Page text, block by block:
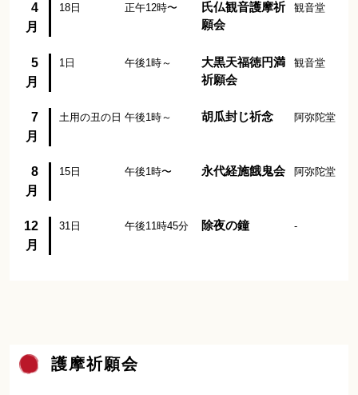
4
月
18日 正午12時〜
氏仏観音護摩祈
願会
観音堂
5
月
1日 午後1時～
大黒天福徳円満
祈願会
観音堂
7
月
土用の丑の日 午後1時～ 胡瓜封じ祈念 阿弥陀堂
8
月
15日 午後1時〜 永代経施餓鬼会 阿弥陀堂
12
月
31日 午後11時45分 除夜の鐘 -
護摩祈願会